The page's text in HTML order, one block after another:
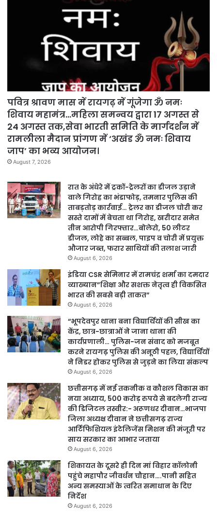
पवित्र श्रावण मास में रायगढ़ में गूंजेगा ॐ नमः
शिवाय महामंत्र…महिला समन्वय द्वारा 17 अगस्त से
24 अगस्त तक,सेवा भारती समिति के मार्गदर्शन में
रामलीला मैदान प्रांगण में ‘अखंड ॐ नमः शिवाय
जाप’ का भव्य आयोजन।
August 7, 2026
रात के अंधेरे में ट्रकों-ट्रेलरों का डीजल उड़ाने
वाले गिरोह का भंडाफोड़, तमनार पुलिस की
ताबड़तोड़ कार्रवाई… ट्रेलर का डीजल चोरी कर
सस्ते दामों में बेचता था गिरोह, खरीदार समेत
तीन आरोपी गिरफ्तार…बोलेरो, 50 लीटर
डीजल, लोहे का सब्बल, पाइप व चोरी में प्रयुक्त
औजार जब्त, फरार साथियों की तलाश जारी
August 6, 2026
इंडिया CSR सेमिनार में रामचंद्र शर्मा का दमदार
व्याख्यान”शिक्षा और सशक्त नेतृत्व ही विकसित
भारत की सबसे बड़ी ताकत”
August 6, 2026
“भूपदेवपुर थाना बना विद्यार्थियों की सीख का
केंद्र, छात्र-छात्राओं ने जाना थाना की
कार्यप्रणाली… पुलिस-जन संवाद को मजबूत
करने रायगढ़ पुलिस की अनूठी पहल, विद्यार्थियों
ने निडर होकर पुलिस से जुड़ने का लिया संकल्प
August 6, 2026
छत्तीसगढ़ में नई तकनीक व कौशल विकास का
नया अध्याय, 500 करोड़ रुपये से बदलेगी राज्य
की डिजिटल तस्वीर:- अरूणधर दीवान…भाजपा
जिला अध्यक्ष दीवान ने छत्तीसगढ़ राज्य
आर्टिफिशियल इंटेलिजेंस मिशन की मंजूरी पर
साय सरकार का आभार जताया
August 6, 2026
शिकायत के दूसरे ही दिन मां विहार कॉलोनी
पहुंचे महापौर जीवर्धन चौहान….पानी सहित
अन्य समस्याओं के त्वरित समाधान के दिए
निर्देश
August 6, 2026